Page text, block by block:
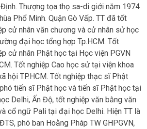
Thượng tọa thọ sa-di giới năm 1974
Phổ Minh. Quận Gò Vấp. TT đã tốt
cử nhân văn chương và cử nhân sử học
đại học tổng hợp Tp.HCM. Tốt
cử nhân Phật học tại Học viện PGVN
Tốt nghiệp Cao học sử tại viện khoa
hội TP.HCM. Tốt nghiệp thạc sĩ Phật
tiến sĩ Phật học và tiến sĩ Phật học tại
Delhi, Ấn Độ, tốt nghiệp văn bằng văn
cổ ngữ Pali tại đại học Delhi. Hiện TT là
phó ban Hoằng Pháp TW GHPGVN,